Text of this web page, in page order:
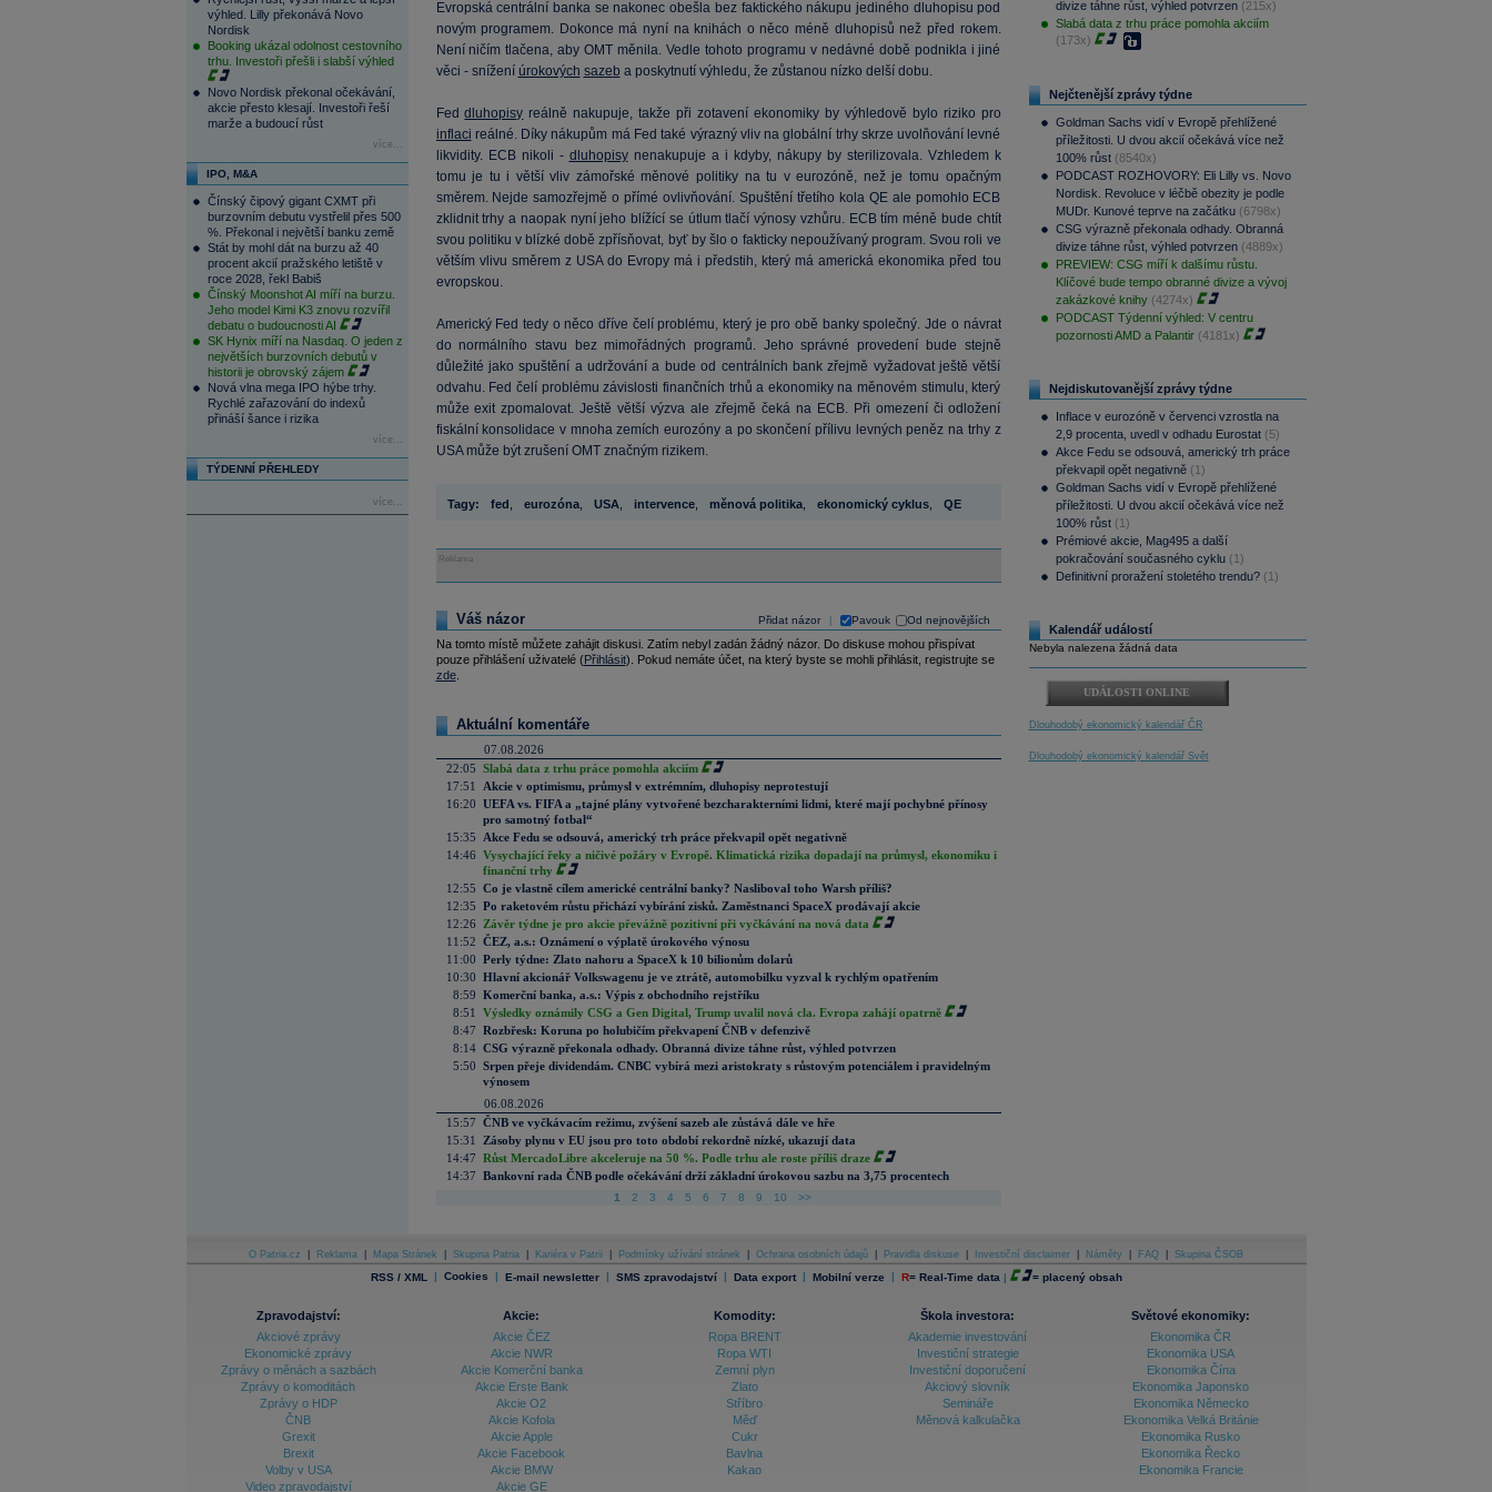
výhled. Lilly překonává Novo
Nordisk
Booking ukázal odolnost cestovního
trhu. Investoři přešli i slabší výhled
Novo Nordisk překonal očekávání,
akcie přesto klesají. Investoři řeší
marže a budoucí růst
více...
IPO, M&A
Čínský čipový gigant CXMT při
burzovním debutu vystřelil přes 500
%. Překonal i největší banku země
Stát by mohl dát na burzu až 40
procent akcií pražského letiště v
roce 2028, řekl Babiš
Čínský Moonshot AI míří na burzu.
Jeho model Kimi K3 znovu rozvířil
debatu o budoucnosti AI
SK Hynix míří na Nasdaq. O jeden z
největších burzovních debutů v
historii je obrovský zájem
Nová vlna mega IPO hýbe trhy.
Rychlé zařazování do indexů
přináší šance i rizika
více...
TÝDENNÍ PŘEHLEDY
více...
Evropská centrální banka se nakonec obešla bez faktického nákupu jediného dluhopisu pod
novým programem. Dokonce má nyní na knihách o něco méně dluhopisů než před rokem.
Není ničím tlačena, aby OMT měnila. Vedle tohoto programu v nedávné době podnikla i jiné
věci - snížení úrokových sazeb a poskytnutí výhledu, že zůstanou nízko delší dobu.
Feddluhopisy reálně nakupuje, takže při zotavení ekonomiky by výhledově bylo riziko pro
inflaci reálné. Díky nákupům má Fed také výrazný vliv na globální trhy skrze uvolňování levné
likvidity. ECB nikoli - dluhopisynenakupuje a i kdyby, nákupy by sterilizovala. Vzhledem k
tomu je tu i větší vliv zámořské měnové politiky na tu v eurozóně, než je tomu opačným
směrem. Nejde samozřejmě o přímé ovlivňování. Spuštění třetího kola QE ale pomohlo ECB
zklidnit trhy a naopak nyní jeho blížící se útlum tlačí výnosy vzhůru. ECB tím méně bude chtít
svou politiku v blízké době zpřísňovat, byť by šlo o fakticky nepoužívaný program. Svou roli ve
větším vlivu směrem z USA do Evropy má i předstih, který má americká ekonomika před tou
evropskou.
Americký Fed tedy o něco dříve čelí problému, který je pro obě banky společný. Jde o návrat
do normálního stavu bez mimořádných programů. Jeho správné provedení bude stejně
důležité jako spuštění a udržování a bude od centrálních bank zřejmě vyžadovat ještě větší
odvahu. Fed čelí problému závislosti finančních trhů a ekonomiky na měnovém stimulu, který
může exit zpomalovat. Ještě větší výzva ale zřejmě čeká na ECB. Při omezení či odložení
fiskální konsolidace v mnoha zemích eurozóny a po skončení přílivu levných peněz na trhy z
USA může být zrušení OMT značným rizikem.
Tagy: fed eurozóna, USA intervence, měnová politika, ekonomický cyklus, QE
Reklama
Přidat názor Pavouk Od nejnovějších
Váš názor
Na tomto místě můžete zahájit diskusi. Zatím nebyl zadán žádný názor. Do diskuse mohou přispívat
pouze přihlášení uživatelé (Přihlásit). Pokud nemáte účet, na který byste se mohli přihlásit, registrujte se
zde.
Aktuální komentáře
07.08.2026
22:05 Slabá data z trhu práce pomohla akciím
17:51
Akcie v optimismu, průmysl v extrémním, dluhopisy neprotestují
16:20 UEFA vs. FIFA a „tajné plány vytvořené bezcharakterními lidmi, které mají pochybné přínosy
pro samotný fotbal“
15:35
Akce Fedu se odsouvá, americký trh práce překvapil opět negativně
14:46 Vysychající řeky a ničivé požáry v Evropě. Klimatická rizika dopadají na průmysl, ekonomiku i
finanční trhy
12:55 Co je vlastně cílem americké centrální banky? Nasliboval toho Warsh příliš?
12:35 Po raketovém růstu přichází vybírání zisků. Zaměstnanci SpaceX prodávají akcie
12:26
Závěr týdne je pro akcie převážně pozitivní při vyčkávání na nová data
11:52 ČEZ, a.s.: Oznámení o výplatě úrokového výnosu
11:00 Perly týdne: Zlato nahoru a SpaceX k 10 bilionům dolarů
10:30 Hlavní akcionář Volkswagenu je ve ztrátě, automobilku vyzval k rychlým opatřením
8:59 Komerční banka, a.s.: Výpis z obchodního rejstříku
8:51
Výsledky oznámily CSG a Gen Digital, Trump uvalil nová cla. Evropa zahájí opatrně
8:47 Rozbřesk: Koruna po holubičím překvapení ČNB v defenzivě
8:14 CSG výrazně překonala odhady. Obranná divize táhne růst, výhled potvrzen
5:50 Srpen přeje dividendám. CNBC vybírá mezi aristokraty s růstovým potenciálem i pravidelným
výnosem
06.08.2026
15:57 ČNB ve vyčkávacím režimu, zvýšení sazeb ale zůstává dále ve hře
15:31
Zásoby plynu v EU jsou pro toto období rekordně nízké, ukazují data
14:47 Růst MercadoLibre akceleruje na 50 %. Podle trhu ale roste příliš draze
14:37 Bankovní rada ČNB podle očekávání drží základní úrokovou sazbu na 3,75 procentech
1 2 3 4 5 6 7 8 9 10 >>
divize táhne růst, výhled potvrzen (215x)
Slabá data z trhu práce pomohla akciím
(173x)
Nejčtenější zprávy týdne
Goldman Sachs vidí v Evropě přehlížené
příležitosti. U dvou akcií očekává více než
100% růst (8540x)
PODCAST ROZHOVORY: Eli Lilly vs. Novo
Nordisk. Revoluce v léčbě obezity je podle
MUDr. Kunové teprve na začátku (6798x)
CSG výrazně překonala odhady. Obranná
divize táhne růst, výhled potvrzen (4889x)
PREVIEW: CSG míří k dalšímu růstu.
Klíčové bude tempo obranné divize a vývoj
zakázkové knihy (4274x)
PODCAST Týdenní výhled: V centru
pozornosti AMD a Palantir (4181x)
Nejdiskutovanější zprávy týdne
Inflace v eurozóně v červenci vzrostla na
2,9 procenta, uvedl v odhadu Eurostat (5)
Akce Fedu se odsouvá, americký trh práce
překvapil opět negativně (1)
Goldman Sachs vidí v Evropě přehlížené
příležitosti. U dvou akcií očekává více než
100% růst (1)
Prémiové akcie, Mag495 a další
pokračování současného cyklu (1)
Definitivní proražení stoletého trendu? (1)
Kalendář událostí
Nebyla nalezena žádná data
UDÁLOSTI ONLINE
Dlouhodobý ekonomický kalendář ČR
Dlouhodobý ekonomický kalendář Svět
O Patria.cz Reklama Mapa Stránek Skupina Patria Kariéra v Patrii Podmínky užívání stránek Ochrana osobních údajů Pravidla diskuse Investiční disclaimer Náměty FAQ Skupina ČSOB
RSS / XML | Cookies | E-mail newsletter | SMS zpravodajství | Data export | Mobilní verze | R= Real-Time data | = placený obsah
Zpravodajství:
Akciové zprávy
Ekonomické zprávy
Zprávy o měnách a sazbách
Zprávy o komoditách
Zprávy o HDP
ČNB
Grexit
Brexit
Volby v USA
Video zpravodajství
Akcie:
Akcie ČEZ
Akcie NWR
Akcie Komerční banka
Akcie Erste Bank
Akcie O2
Akcie Kofola
Akcie Apple
Akcie Facebook
Akcie BMW
Akcie GE
Komodity:
Ropa BRENT
Ropa WTI
Zemní plyn
Zlato
Stříbro
Měď
Cukr
Bavlna
Kakao
Škola investora:
Akademie investování
Investiční strategie
Investiční doporučení
Akciový slovník
Semináře
Měnová kalkulačka
Světové ekonomiky:
Ekonomika ČR
Ekonomika USA
Ekonomika Čína
Ekonomika Japonsko
Ekonomika Německo
Ekonomika Velká Británie
Ekonomika Rusko
Ekonomika Řecko
Ekonomika Francie